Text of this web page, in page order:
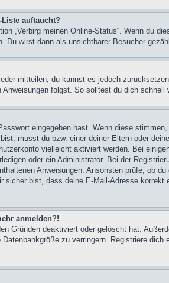
auftaucht?
„Verbirg meinen Online-Status“. Wenn du
Du wirst dann als unsichtbarer Besucher
mitteilen, du kannst es jedoch
folgst. So solltest du dich schnell
eingegeben hast. Wenn diese
musst du bzw. einer deiner Eltern oder
vielleicht aktiviert werden. Bei
oder ein Administrator. Bei der
Anweisungen. Ansonsten prüfe, ob
bist, dass deine E-Mail-Adresse korrekt
anmelden?!
Gründen deaktiviert oder gelöscht hat.
zu verringern. Registriere